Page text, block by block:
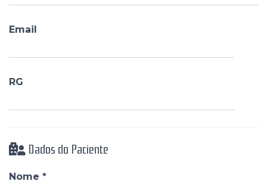
Email
RG
Dados do Paciente
Nome *